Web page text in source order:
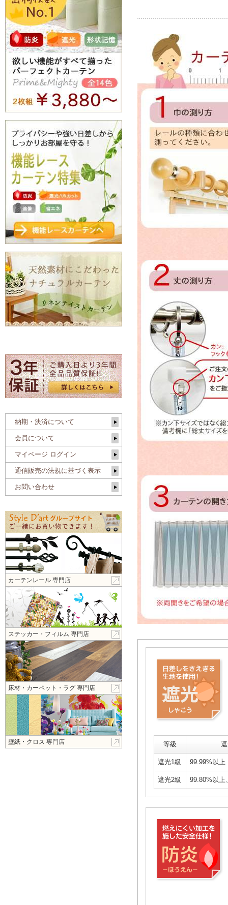
等級
遮光1級 99.99%以上
遮光2級 99.80%以上
納期・決済について
会員について
マイページ ログイン
通信販売の法規に基づく表示
お問い合わせ
カーテンレール 専門店
ステッカー・フィルム 専門店
床材・カーペット・ラグ 専門店
壁紙・クロス 専門店